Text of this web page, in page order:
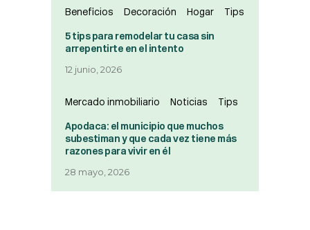
Beneficios Decoración Hogar Tips
5 tips para remodelar tu casa sin
arrepentirte en el intento
12 junio, 2026
Mercado inmobiliario Noticias Tips
Apodaca: el municipio que muchos
subestiman y que cada vez tiene más
razones para vivir en él
28 mayo, 2026